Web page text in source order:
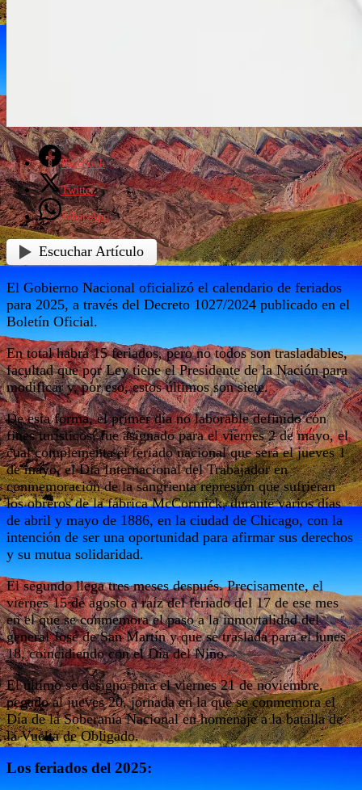
Facebook
Twitter
WhatsApp
Escuchar Artículo
El Gobierno Nacional oficializó el calendario de feriados
para 2025, a través del Decreto 1027/2024 publicado en el
Boletín Oficial.
En total habrá 15 feriados, pero no todos son trasladables,
facultad que por Ley tiene el Presidente de la Nación para
modificar y, por eso, estos últimos son siete.
De esta forma, el primer día no laborable definido con
fines turísticos, fue asignado para el viernes 2 de mayo, el
cual complementa el feriado nacional que será el jueves 1
de mayo, el Día Internacional del Trabajador en
conmemoración de la sangrienta represión que sufrieran
los obreros de la fábrica McCormick, durante varios días
de abril y mayo de 1886, en la ciudad de Chicago, con la
intención de ser una oportunidad para afirmar sus derechos
y su mutua solidaridad.
El segundo llega tres meses después. Precisamente, el
viernes 15 de agosto a raíz del feriado del 17 de ese mes
en el que se conmemora el paso a la inmortalidad del
general José de San Martín y que se traslada para el lunes
18, coincidiendo con el Día del Niño.
El último se designó para el viernes 21 de noviembre,
pegado al jueves 20, jornada en la que se conmemora el
Día de la Soberanía Nacional en homenaje a la batalla de
la Vuelta de Obligado.
Los feriados del 2025: